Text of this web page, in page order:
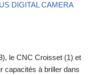
le CNC Croisset (1) et
capacités à briller dans